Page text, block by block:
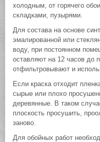
холодным, от горячего
складками, пузырями.
Для состава на основе
эмалированной или
воду, при постоянном
оставляют на 12 часов до
отфильтровывают и
Если краска отходит
сырые или плохо
деревянные. В таком
плоскость просушить,
заново.
Для обойных работ